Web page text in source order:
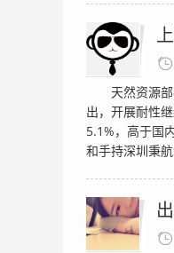
天然资源部8
出，开展耐性
5.1%，高于国
和手持深圳秉